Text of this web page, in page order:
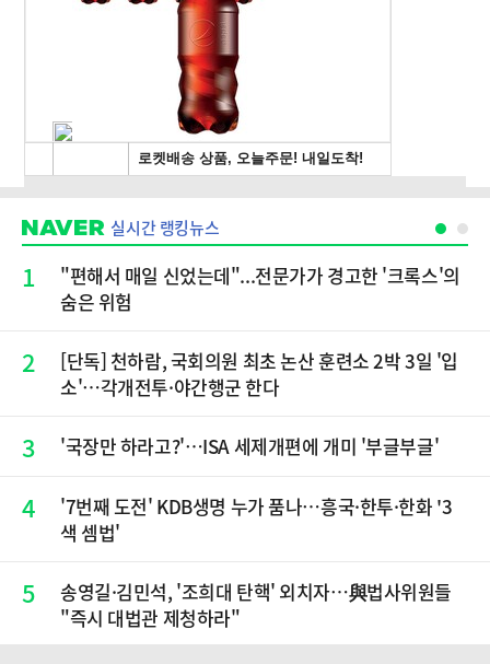
실시간 랭킹뉴스
1
"편해서 매일 신었는데"...전문가가 경고한 '크록스'의
숨은 위험
2
[단독] 천하람, 국회의원 최초 논산 훈련소 2박 3일 '입
소'…각개전투·야간행군 한다
3 '국장만 하라고?'…ISA 세제개편에 개미 '부글부글'
4
'7번째 도전' KDB생명 누가 품나…흥국·한투·한화 '3
색 셈법'
5
송영길·김민석, '조희대 탄핵' 외치자…與법사위원들
"즉시 대법관 제청하라"